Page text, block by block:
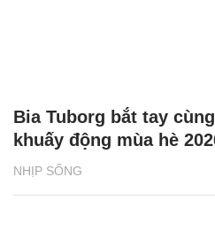
NHỊP SỐNG
Bia Tuborg bắt tay
khuấy động mùa hè